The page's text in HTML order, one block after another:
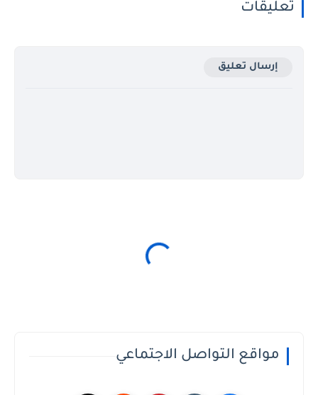
تعليقات
إرسال تعليق
مواقع التواصل الاجتماعي